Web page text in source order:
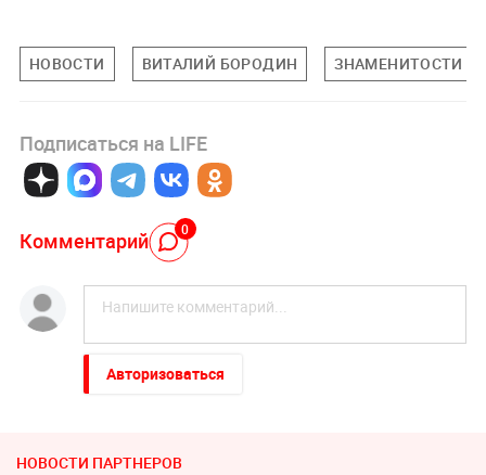
НОВОСТИ ВИТАЛИЙ БОРОДИН ЗНАМЕНИТОСТИ
Подписаться на LIFE
Комментарий 0
Авторизоваться
НОВОСТИ ПАРТНЕРОВ